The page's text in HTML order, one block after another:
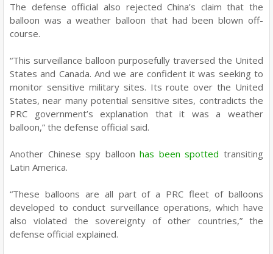
The defense official also rejected China’s claim that the
balloon was a weather balloon that had been blown off-
course.
“This surveillance balloon purposefully traversed the United
States and Canada. And we are confident it was seeking to
monitor sensitive military sites. Its route over the United
States, near many potential sensitive sites, contradicts the
PRC government’s explanation that it was a weather
balloon,” the defense official said.
Another Chinese spy balloonhas been spotted transiting
Latin America.
“These balloons are all part of a PRC fleet of balloons
developed to conduct surveillance operations, which have
also violated the sovereignty of other countries,” the
defense official explained.